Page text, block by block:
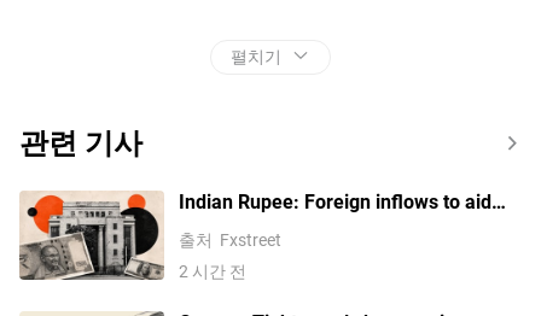
펼치기
관련 기사
Indian Rupee: Foreign inflows to aid
INR against US Dollar – ING
출처 Fxstreet
2 시간 전